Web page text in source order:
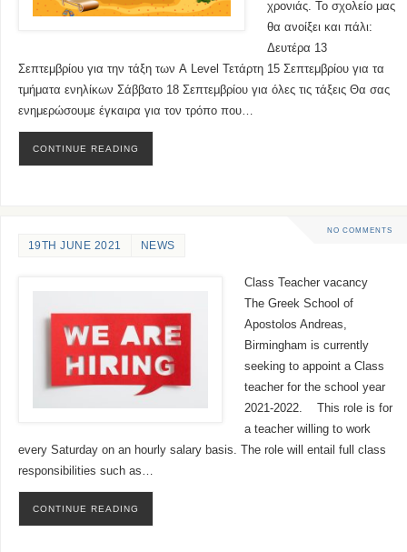
χρονιάς. Το σχολείο μας
θα ανοίξει και πάλι:
Δευτέρα 13
Σεπτεμβρίου για την τάξη των A Level Τετάρτη 15 Σεπτεμβρίου για τα
τμήματα ενηλίκων Σάββατο 18 Σεπτεμβρίου για όλες τις τάξεις Θα σας
ενημερώσουμε έγκαιρα για τον τρόπο που…
CONTINUE READING
NO COMMENTS
19TH JUNE 2021 NEWS
Class Teacher vacancy
The Greek School of
Apostolos Andreas,
Birmingham is currently
seeking to appoint a Class
teacher for the school year
2021-2022. This role is for
a teacher willing to work
every Saturday on an hourly salary basis. The role will entail full class
responsibilities such as…
CONTINUE READING